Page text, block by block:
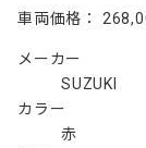
車両価格：
メーカー
SUZUKI
カラー
赤